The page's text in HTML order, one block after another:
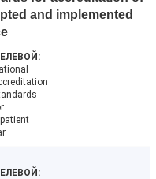
and implemented